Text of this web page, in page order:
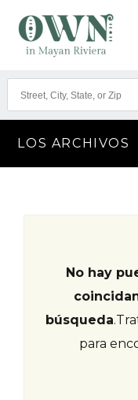
LOS ARCHIVOS
No hay
búsqueda.
para